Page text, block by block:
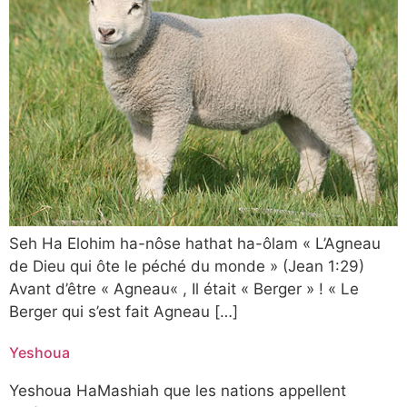
Seh Ha Elohim ha-nôse hathat ha-ôlam « L’Agneau
de Dieu qui ôte le péché du monde » (Jean 1:29)
Avant d’être « Agneau« , Il était « Berger » ! « Le
Berger qui s’est fait Agneau […]
Yeshoua
Yeshoua HaMashiah que les nations appellent